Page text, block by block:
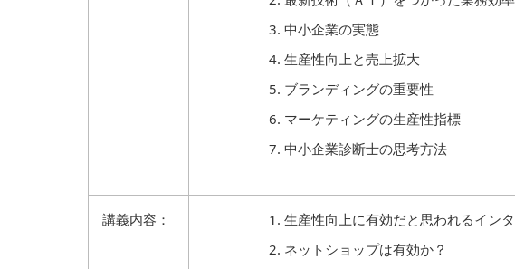
中小企業の実態
生産性向上と売上拡大
ブランディングの重要性
マーケティングの生産性指標
中小企業診断士の思考方法
講義内容：
生産性向上に有効だと思われるイン
ネットショップは有効か？